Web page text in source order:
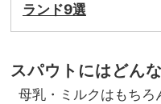
ランド9選
スパウトにはどん
母乳・ミルクはもち